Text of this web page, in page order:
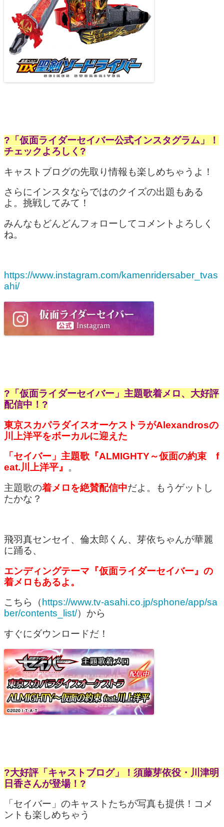
?「仮面ライダーセイバー公式インスタグラム」！
チェックよろしく?
キャストブログの先取り情報も楽しめちゃうよ！
さらにインスタならではのクイズの出題もある
よ。挑戦してみて！
みんなもどんどんフォローしてコメントよろしく
ね。
https://www.instagram.com/kamenridersaber_tvas
ahi/
?「仮面ライダーセイバー」主題歌着メロ、大好評
配信中！?
東京スカパラダイスオーケストラがAlexandrosの
川上洋平をボーカルに迎えた
「セイバー」主題歌『ALMIGHTY～仮面の約束 f
eat.川上洋平』 。
主題歌の着メロを絶賛配信中だよ。もうゲットし
たかな？
飛羽真センセイ、倫太郎くん、芽依ちゃんが華麗
に踊る、
エンディングテーマ『仮面ライダーセイバー』の
着メロもあるよ。
こちら（ https://www.tv-asahi.co.jp/sphone/app/sa
ber/contents_list/）から
すぐにダウンロードだ！
?大好評「キャストブログ」！須藤芽依役・川津明
日香さんが登場！?
「セイバー」のキャストたちが写真も提供！コメ
ントも楽しめちゃう